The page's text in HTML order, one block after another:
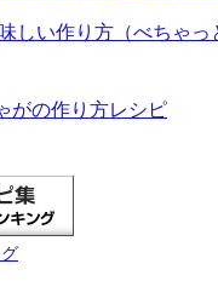
しい作り方（べちゃっ
がの作り方レシピ